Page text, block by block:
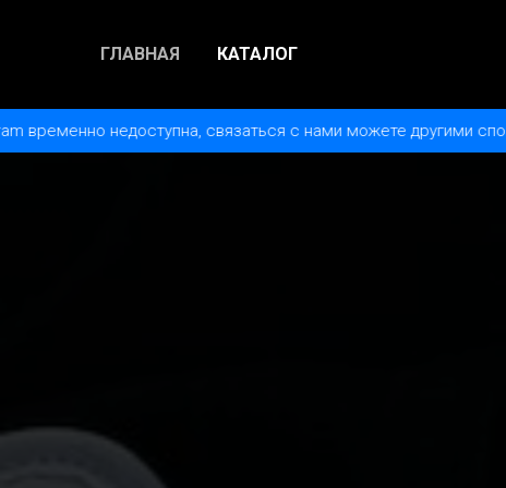
ГЛАВНАЯ КАТАЛОГ
связаться с нами можете другими способами в меню Контакты